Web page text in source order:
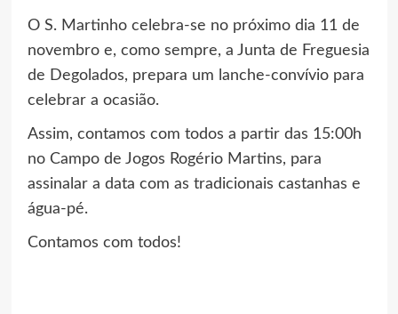
O S. Martinho celebra-se no próximo dia 11 de
novembro e, como sempre, a Junta de Freguesia
de Degolados, prepara um lanche-convívio para
celebrar a ocasião.
Assim, contamos com todos a partir das 15:00h
no Campo de Jogos Rogério Martins, para
assinalar a data com as tradicionais castanhas e
água-pé.
Contamos com todos!